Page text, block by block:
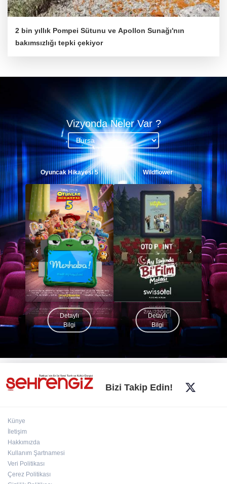
2 bin yıllık Pompei Sütunu ve Apollon Sunağı'nın
bakımsızlığı tepki çekiyor
Vizyonda Neler Var ?
Wildflower
Detaylı
Bilgi
Sing Sing
Detaylı
Bilgi
‹ ›
Bizi Takip Edin!
Künye
İletişim
Hakkımızda
Kullanım Şartnamesi
Veri Politikası
Çerez Politikası